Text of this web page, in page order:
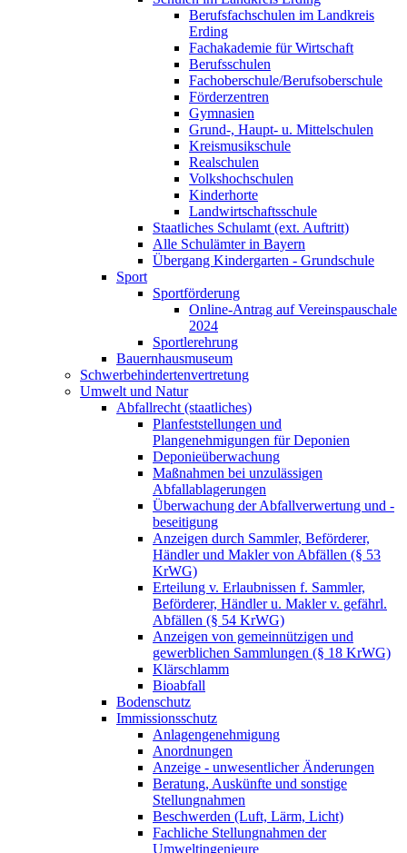
Berufsfachschulen im Landkreis
Erding
Fachakademie für Wirtschaft
Berufsschulen
Fachoberschule/Berufsoberschule
Förderzentren
Gymnasien
Grund-, Haupt- u. Mittelschulen
Kreismusikschule
Realschulen
Volkshochschulen
Kinderhorte
Landwirtschaftsschule
Staatliches Schulamt (ext. Auftritt)
Alle Schulämter in Bayern
Übergang Kindergarten - Grundschule
Sport
Sportförderung
Online-Antrag auf Vereinspauschale
2024
Sportlerehrung
Bauernhausmuseum
Schwerbehindertenvertretung
Umwelt und Natur
Abfallrecht (staatliches)
Planfeststellungen und
Plangenehmigungen für Deponien
Deponieüberwachung
Maßnahmen bei unzulässigen
Abfallablagerungen
Überwachung der Abfallverwertung und -
beseitigung
Anzeigen durch Sammler, Beförderer,
Händler und Makler von Abfällen (§ 53
KrWG)
Erteilung v. Erlaubnissen f. Sammler,
Beförderer, Händler u. Makler v. gefährl.
Abfällen (§ 54 KrWG)
Anzeigen von gemeinnützigen und
gewerblichen Sammlungen (§ 18 KrWG)
Klärschlamm
Bioabfall
Bodenschutz
Immissionsschutz
Anlagengenehmigung
Anordnungen
Anzeige - unwesentlicher Änderungen
Beratung, Auskünfte und sonstige
Stellungnahmen
Beschwerden (Luft, Lärm, Licht)
Fachliche Stellungnahmen der
Umweltingenieure